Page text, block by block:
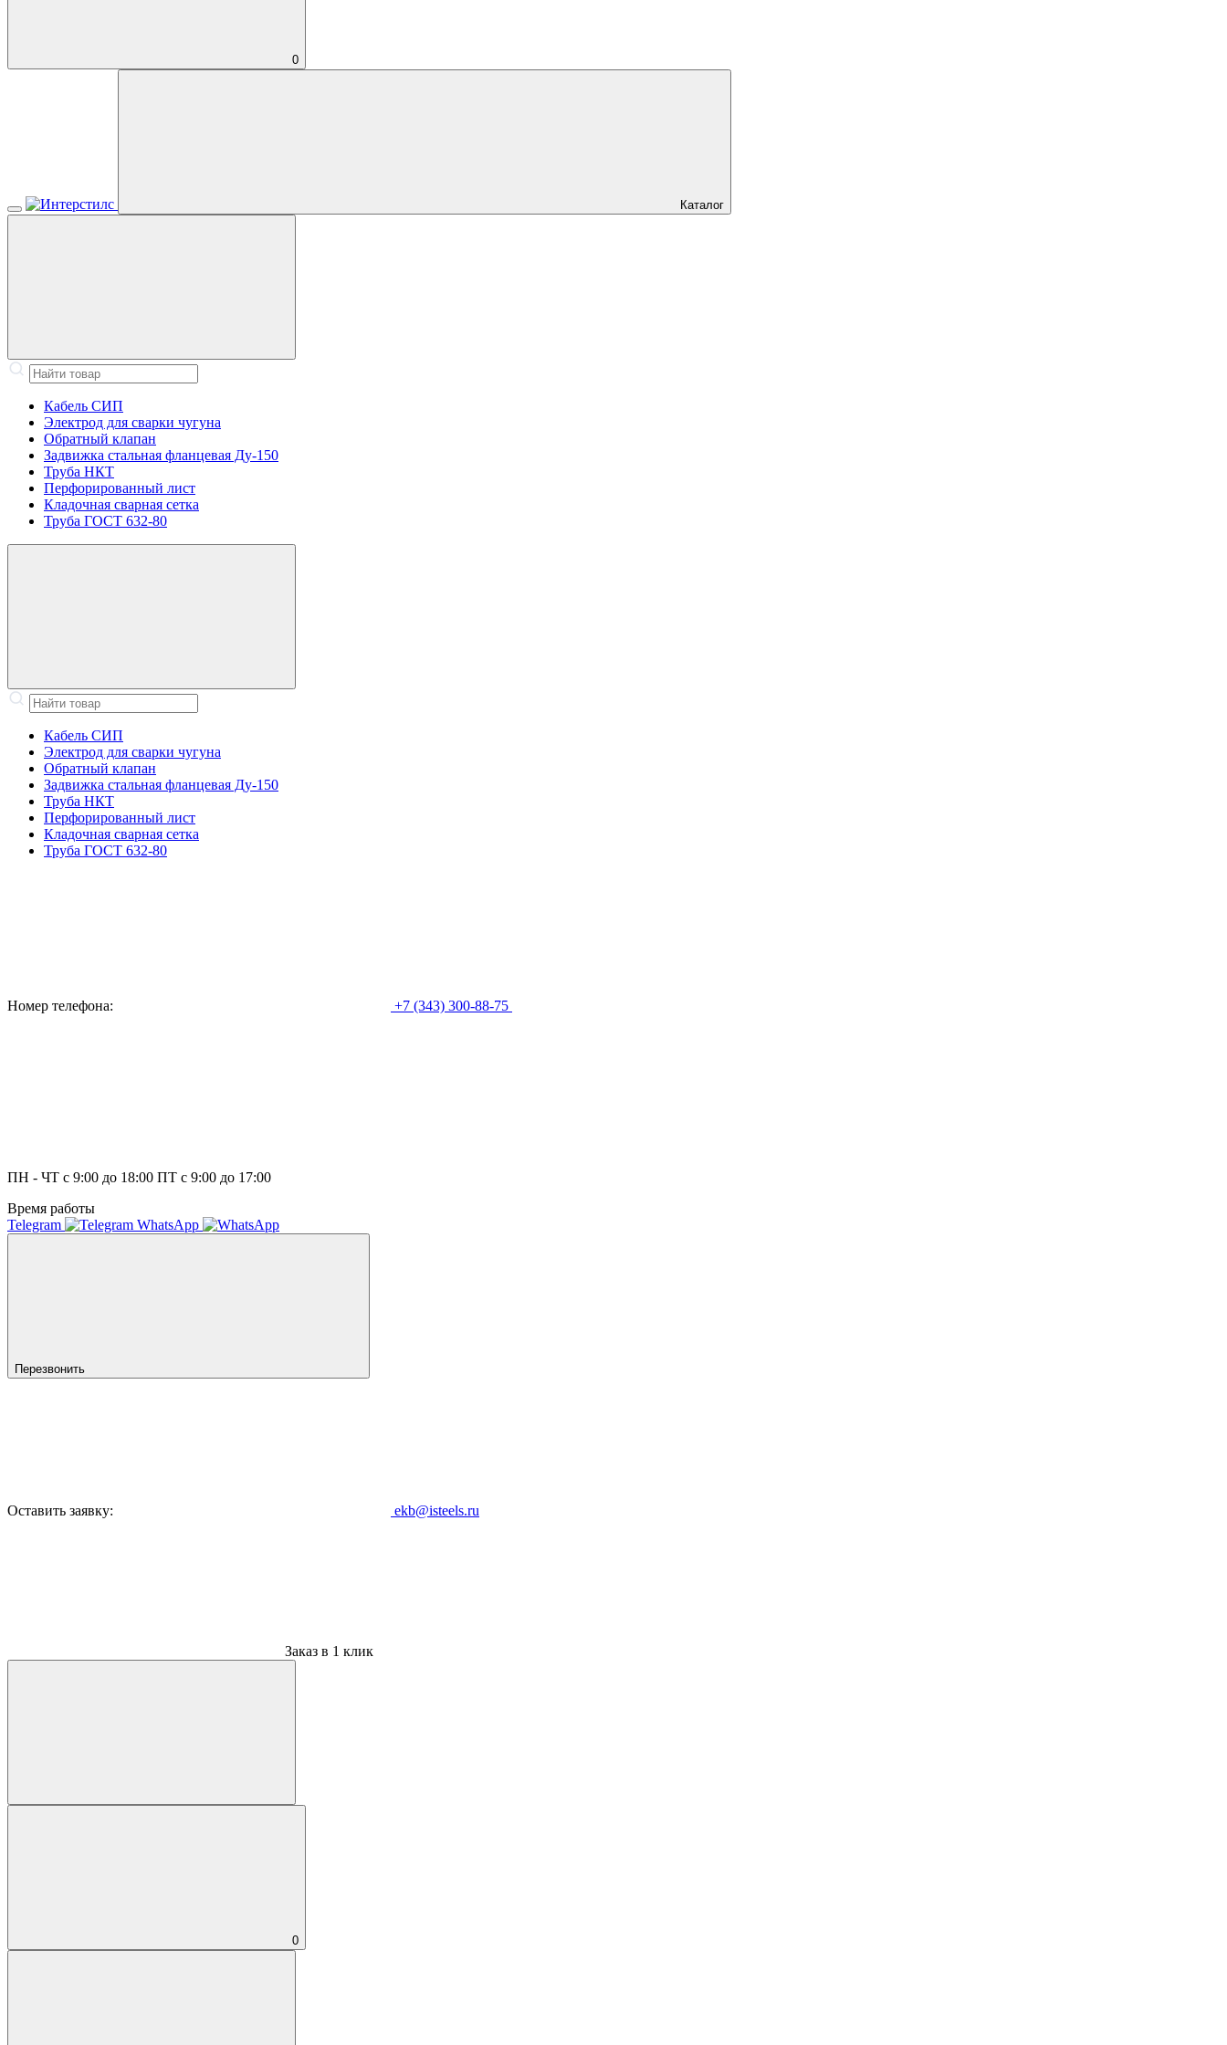
0
Каталог
Кабель СИП
Электрод для сварки чугуна
Обратный клапан
Задвижка стальная фланцевая Ду-150
Труба НКТ
Перфорированный лист
Кладочная сварная сетка
Труба ГОСТ 632-80
Кабель СИП
Электрод для сварки чугуна
Обратный клапан
Задвижка стальная фланцевая Ду-150
Труба НКТ
Перфорированный лист
Кладочная сварная сетка
Труба ГОСТ 632-80
Номер телефона: +7 (343) 300-88-75
ПН - ЧТ с 9:00 до 18:00 ПТ с 9:00 до 17:00
Время работы
Telegram
WhatsApp
Перезвонить
Оставить заявку: ekb@isteels.ru
Заказ в 1 клик
0